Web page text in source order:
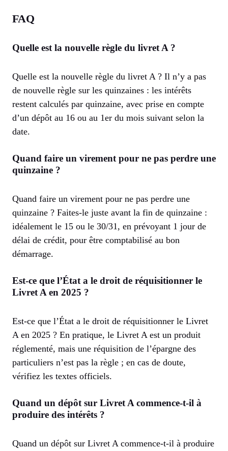
FAQ
Quelle est la nouvelle règle du livret A ?
Quelle est la nouvelle règle du livret A ? Il n’y a pas
de nouvelle règle sur les quinzaines : les intérêts
restent calculés par quinzaine, avec prise en compte
d’un dépôt au 16 ou au 1er du mois suivant selon la
date.
Quand faire un virement pour ne pas perdre une
quinzaine ?
Quand faire un virement pour ne pas perdre une
quinzaine ? Faites-le juste avant la fin de quinzaine :
idéalement le 15 ou le 30/31, en prévoyant 1 jour de
délai de crédit, pour être comptabilisé au bon
démarrage.
Est-ce que l’État a le droit de réquisitionner le
Livret A en 2025 ?
Est-ce que l’État a le droit de réquisitionner le Livret
A en 2025 ? En pratique, le Livret A est un produit
réglementé, mais une réquisition de l’épargne des
particuliers n’est pas la règle ; en cas de doute,
vérifiez les textes officiels.
Quand un dépôt sur Livret A commence-t-il à
produire des intérêts ?
Quand un dépôt sur Livret A commence-t-il à produire